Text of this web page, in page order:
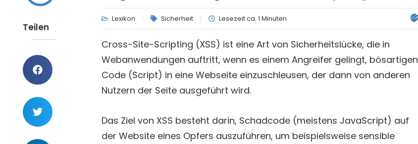
Teilen
Lexikon Sicherheit Lesezeit ca. 1 Minuten
Cross-Site-Scripting (XSS) ist eine Art von Sicherheitslücke, die in
Webanwendungen auftritt, wenn es einem Angreifer gelingt, bösartigen
Code (Script) in eine Webseite einzuschleusen, der dann von anderen
Nutzern der Seite ausgeführt wird.
Das Ziel von XSS besteht darin, Schadcode (meistens JavaScript) auf
der Website eines Opfers auszuführen, um beispielsweise sensible